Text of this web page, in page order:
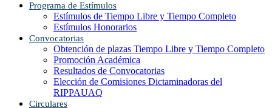
Programa de Estímulos
Estímulos de Tiempo Libre y Tiempo Completo
Estímulos Honorarios
Convocatorias
Obtención de plazas Tiempo Libre y Tiempo Completo
Promoción Académica
Resultados de Convocatorias
Elección de Comisiones Dictaminadoras del
RIPPAUAQ
Circulares